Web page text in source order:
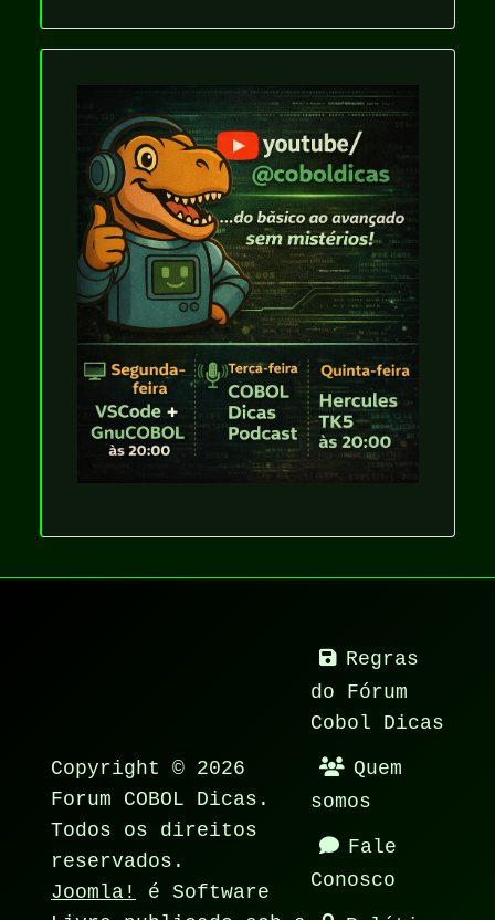
Copyright © 2026
Forum COBOL Dicas.
Todos os direitos
reservados.
Joomla!
é Software
Regras
do Fórum
Cobol Dicas
Quem
somos
Fale
Conosco